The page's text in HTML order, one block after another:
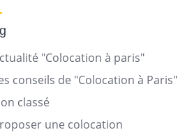
"Colocation à paris"
conseils de "Colocation à Paris"
classé
une colocation